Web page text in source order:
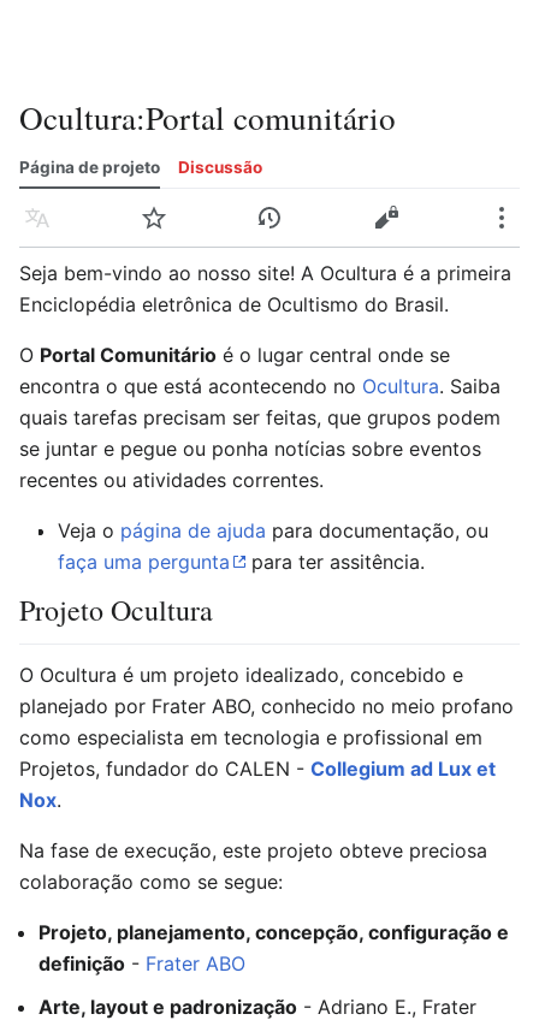
Ocultura:Portal comunitário
Página de projeto Discussão
Idioma Vigiar Histórico Editar
Seja bem-vindo ao nosso site! A Ocultura é a primeira
Enciclopédia eletrônica de Ocultismo do Brasil.
O Portal Comunitário é o lugar central onde se
encontra o que está acontecendo no Ocultura. Saiba
quais tarefas precisam ser feitas, que grupos podem
se juntar e pegue ou ponha notícias sobre eventos
recentes ou atividades correntes.
Veja o página de ajuda para documentação, ou
faça uma pergunta
para ter assitência.
Projeto Ocultura
O Ocultura é um projeto idealizado, concebido e
planejado por Frater ABO, conhecido no meio profano
como especialista em tecnologia e profissional em
Projetos, fundador do CALEN - Collegium ad Lux et
Nox.
Na fase de execução, este projeto obteve preciosa
colaboração como se segue:
Projeto, planejamento, concepção, configuração e
definição - Frater ABO
Arte, layout e padronização - Adriano E., Frater